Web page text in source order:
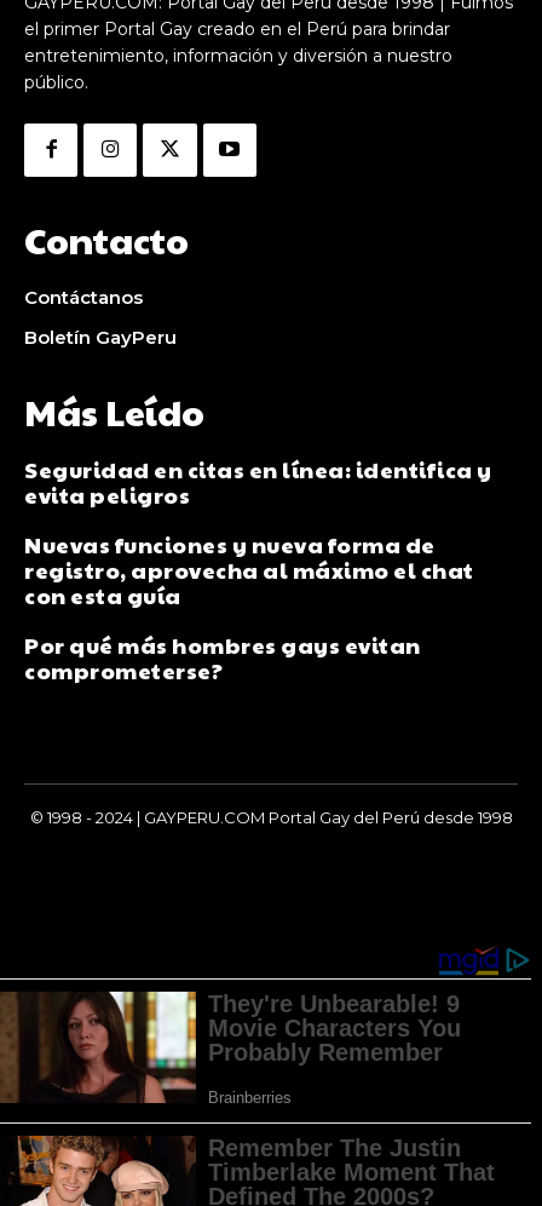
el primer Portal Gay creado en el Perú para brindar
entretenimiento, información y diversión a nuestro
público.
Contacto
Contáctanos
Boletín GayPeru
Más Leído
Seguridad en citas en línea: identifica y
evita peligros
Nuevas funciones y nueva forma de
registro, aprovecha al máximo el chat
con esta guía
Por qué más hombres gays evitan
comprometerse?
© 1998 - 2024 | GAYPERU.COM Portal Gay del Perú desde 1998